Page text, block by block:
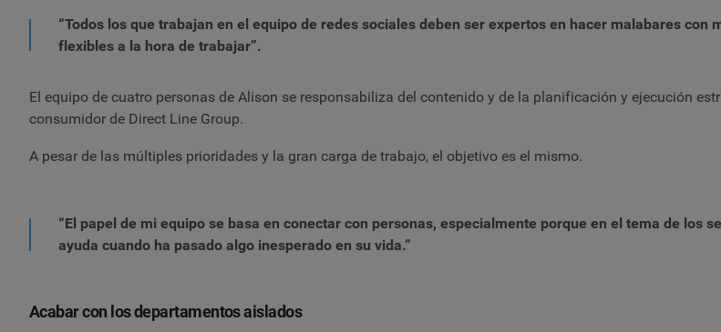
“Todos los que trabajan en el equipo de redes sociales deben ser expertos en hacer malabares
flexibles a la hora de trabajar”.
El equipo de cuatro personas de Alison se responsabiliza del contenido y de la planificación y ejecución
consumidor de Direct Line Group.
A pesar de las múltiples prioridades y la gran carga de trabajo, el objetivo es el mismo.
“El papel de mi equipo se basa en conectar con personas, especialmente porque en el tema de los
ayuda cuando ha pasado algo inesperado en su vida.”
Acabar con los departamentos aislados